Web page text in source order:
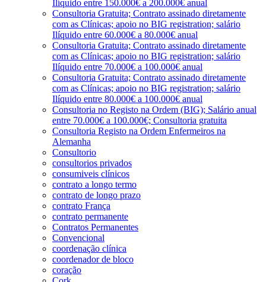
Ilíquido entre 150.000€ a 200.000€ anual
Consultoria Gratuita; Contrato assinado diretamente
com as Clínicas; apoio no BIG registration; salário
Ilíquido entre 60.000€ a 80.000€ anual
Consultoria Gratuita; Contrato assinado diretamente
com as Clínicas; apoio no BIG registration; salário
Ilíquido entre 70.000€ a 100.000€ anual
Consultoria Gratuita; Contrato assinado diretamente
com as Clínicas; apoio no BIG registration; salário
Ilíquido entre 80.000€ a 100.000€ anual
Consultoria no Registo na Ordem (BIG); Salário anual
entre 70.000€ a 100.000€; Consultoria gratuita
Consultoria Registo na Ordem Enfermeiros na
Alemanha
Consultorio
consultorios privados
consumiveis clínicos
contrato a longo termo
contrato de longo prazo
contrato França
contrato permanente
Contratos Permanentes
Convencional
coordenação clínica
coordenador de bloco
coração